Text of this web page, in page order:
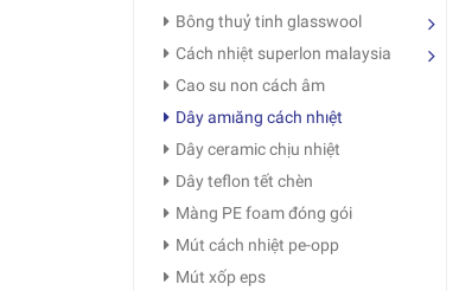
Bông thuỷ tinh glasswool
Cách nhiệt superlon malaysia
Cao su non cách âm
Dây amıăng cách nhıệt
Dây ceramic chịu nhiệt
Dây teflon tết chèn
Màng PE foam đóng gói
Mút cách nhiệt pe-opp
Mút xốp eps